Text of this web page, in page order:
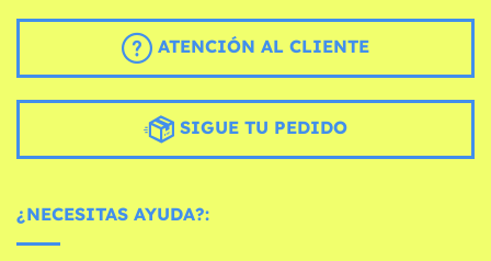
ATENCIÓN AL CLIENTE
SIGUE TU PEDIDO
¿NECESITAS AYUDA?: